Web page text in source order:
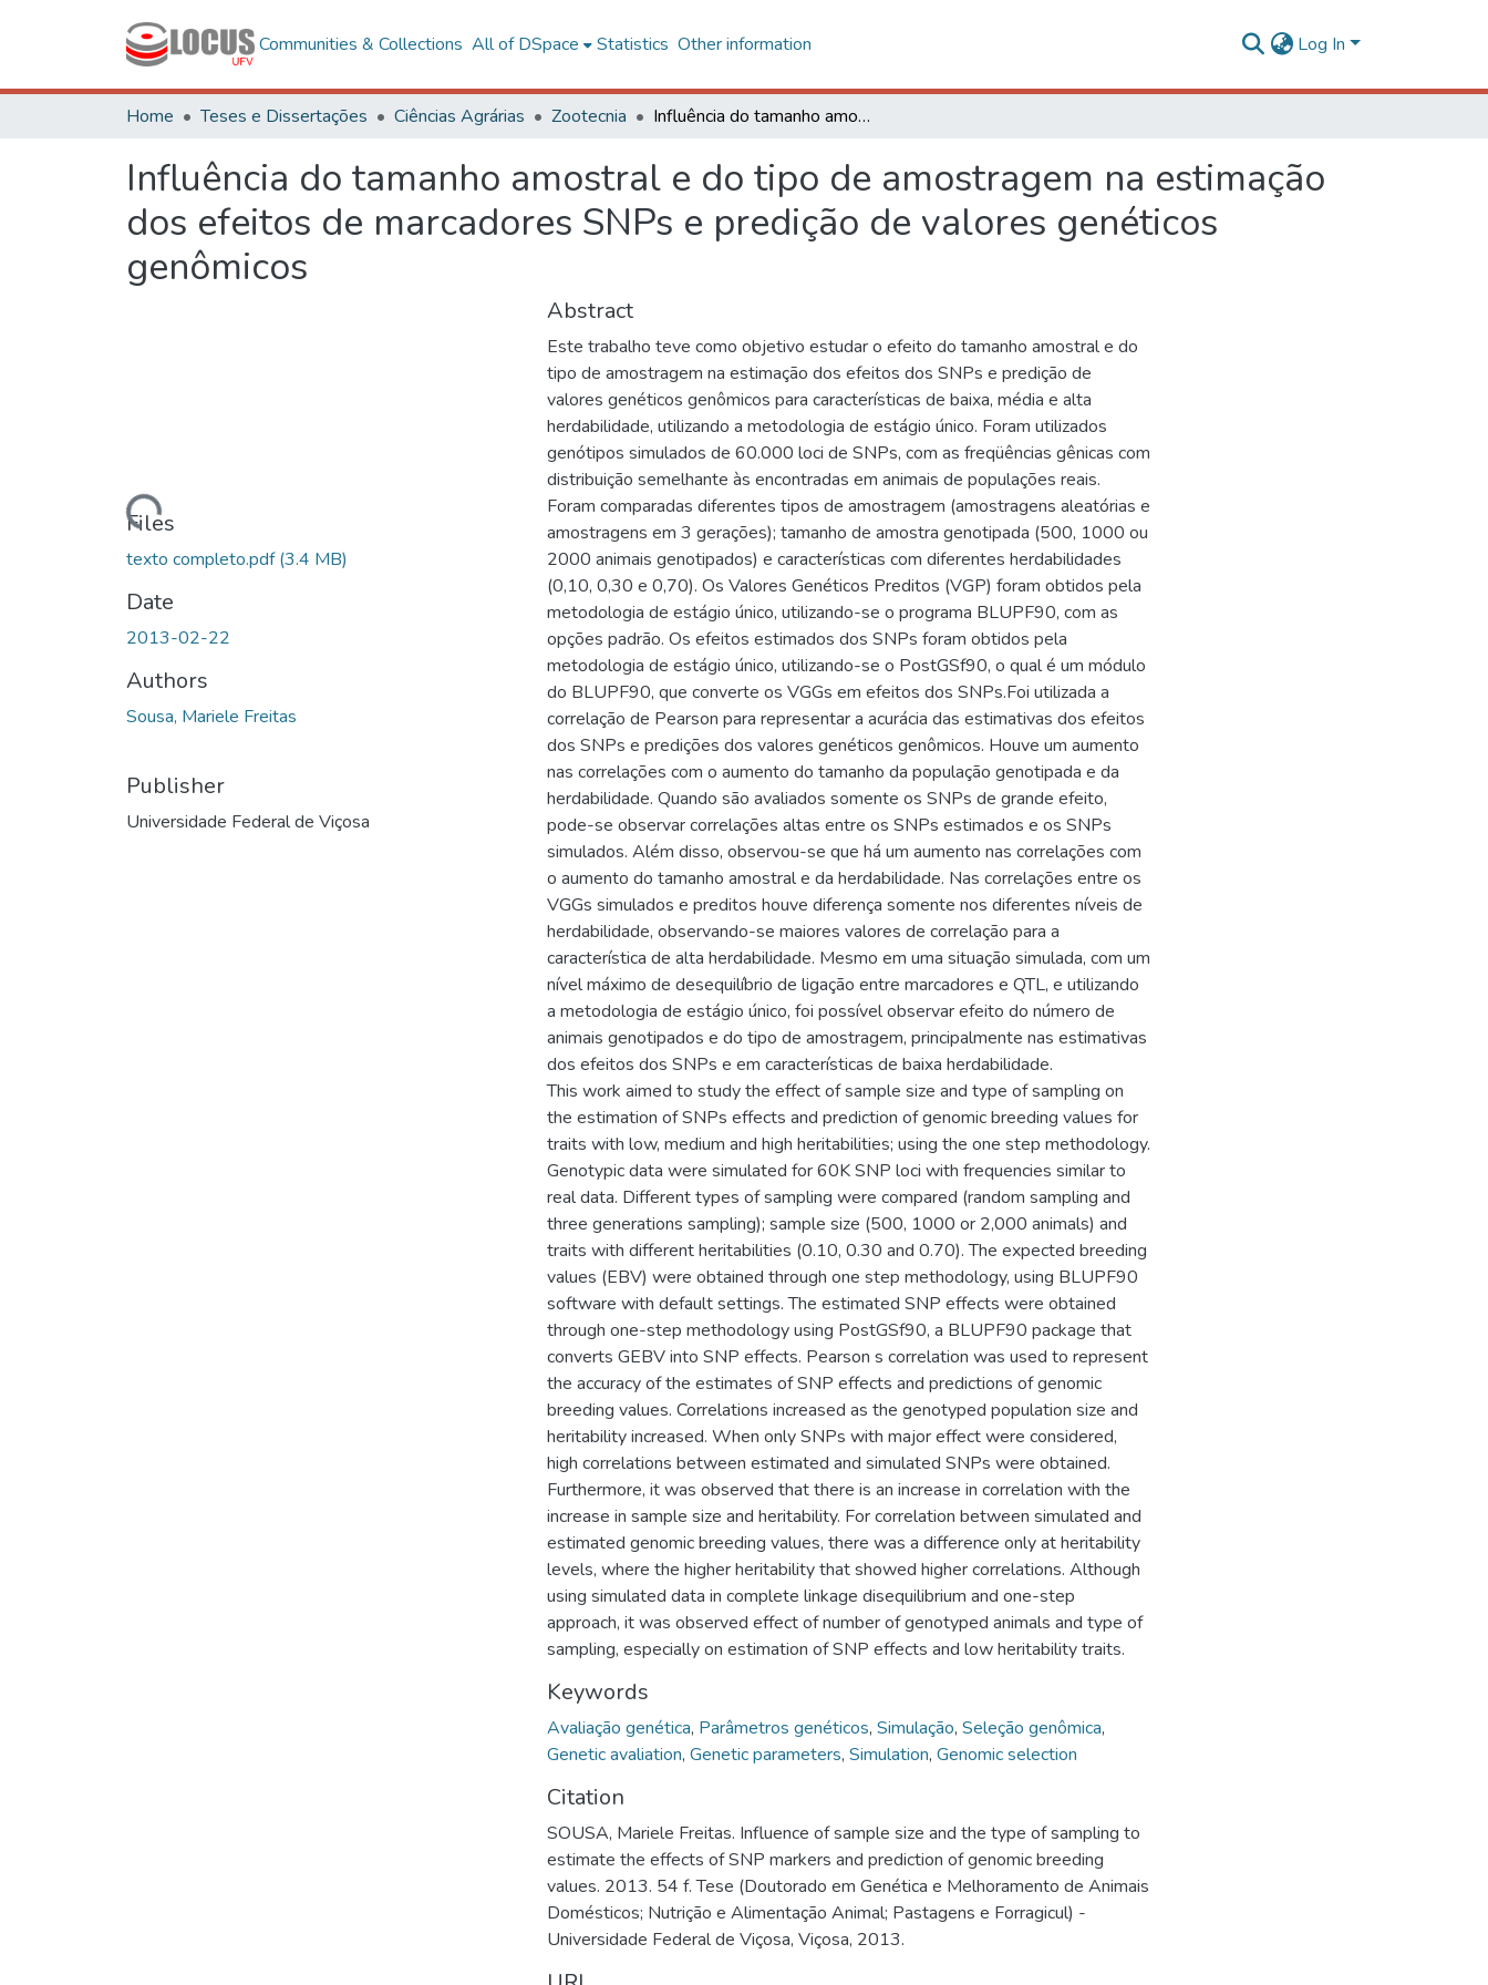
Communities & Collections All of DSpace Statistics Other information Log In
Home Teses e Dissertações Ciências Agrárias Zootecnia Influência do tamanho amostral e do tipo de amostragem na estimação dos efeitos de marcadores SNPs e predição de valores genéticos genômicos
Influência do tamanho amostral e do tipo de amostragem na estimação
dos efeitos de marcadores SNPs e predição de valores genéticos
genômicos
Loading...
Files
texto completo.pdf(3.4 MB)
Date
2013-02-22
Authors
Sousa, Mariele Freitas
Publisher
Universidade Federal de Viçosa
Abstract
Este trabalho teve como objetivo estudar o efeito do tamanho amostral e do
tipo de amostragem na estimação dos efeitos dos SNPs e predição de
valores genéticos genômicos para características de baixa, média e alta
herdabilidade, utilizando a metodologia de estágio único. Foram utilizados
genótipos simulados de 60.000 loci de SNPs, com as freqüências gênicas com
distribuição semelhante às encontradas em animais de populações reais.
Foram comparadas diferentes tipos de amostragem (amostragens aleatórias e
amostragens em 3 gerações); tamanho de amostra genotipada (500, 1000 ou
2000 animais genotipados) e características com diferentes herdabilidades
(0,10, 0,30 e 0,70). Os Valores Genéticos Preditos (VGP) foram obtidos pela
metodologia de estágio único, utilizando-se o programa BLUPF90, com as
opções padrão. Os efeitos estimados dos SNPs foram obtidos pela
metodologia de estágio único, utilizando-se o PostGSf90, o qual é um módulo
do BLUPF90, que converte os VGGs em efeitos dos SNPs.Foi utilizada a
correlação de Pearson para representar a acurácia das estimativas dos efeitos
dos SNPs e predições dos valores genéticos genômicos. Houve um aumento
nas correlações com o aumento do tamanho da população genotipada e da
herdabilidade. Quando são avaliados somente os SNPs de grande efeito,
pode-se observar correlações altas entre os SNPs estimados e os SNPs
simulados. Além disso, observou-se que há um aumento nas correlações com
o aumento do tamanho amostral e da herdabilidade. Nas correlações entre os
VGGs simulados e preditos houve diferença somente nos diferentes níveis de
herdabilidade, observando-se maiores valores de correlação para a
característica de alta herdabilidade. Mesmo em uma situação simulada, com um
nível máximo de desequilíbrio de ligação entre marcadores e QTL, e utilizando
a metodologia de estágio único, foi possível observar efeito do número de
animais genotipados e do tipo de amostragem, principalmente nas estimativas
dos efeitos dos SNPs e em características de baixa herdabilidade.
This work aimed to study the effect of sample size and type of sampling on
the estimation of SNPs effects and prediction of genomic breeding values for
traits with low, medium and high heritabilities; using the one step methodology.
Genotypic data were simulated for 60K SNP loci with frequencies similar to
real data. Different types of sampling were compared (random sampling and
three generations sampling); sample size (500, 1000 or 2,000 animals) and
traits with different heritabilities (0.10, 0.30 and 0.70). The expected breeding
values (EBV) were obtained through one step methodology, using BLUPF90
software with default settings. The estimated SNP effects were obtained
through one-step methodology using PostGSf90, a BLUPF90 package that
converts GEBV into SNP effects. Pearson s correlation was used to represent
the accuracy of the estimates of SNP effects and predictions of genomic
breeding values. Correlations increased as the genotyped population size and
heritability increased. When only SNPs with major effect were considered,
high correlations between estimated and simulated SNPs were obtained.
Furthermore, it was observed that there is an increase in correlation with the
increase in sample size and heritability. For correlation between simulated and
estimated genomic breeding values, there was a difference only at heritability
levels, where the higher heritability that showed higher correlations. Although
using simulated data in complete linkage disequilibrium and one-step
approach, it was observed effect of number of genotyped animals and type of
sampling, especially on estimation of SNP effects and low heritability traits.
Keywords
Avaliação genética, Parâmetros genéticos, Simulação, Seleção genômica,
Genetic avaliation, Genetic parameters, Simulation, Genomic selection
Citation
SOUSA, Mariele Freitas. Influence of sample size and the type of sampling to
estimate the effects of SNP markers and prediction of genomic breeding
values. 2013. 54 f. Tese (Doutorado em Genética e Melhoramento de Animais
Domésticos; Nutrição e Alimentação Animal; Pastagens e Forragicul) -
Universidade Federal de Viçosa, Viçosa, 2013.